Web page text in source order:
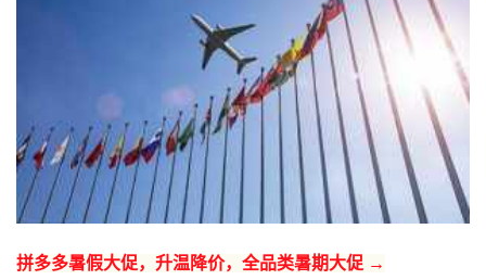
拼多多暑假大促，升温降价，全品类暑期大促 →